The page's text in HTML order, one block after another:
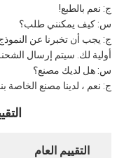
ج: نعم بالطبع!
س: كيف يمكنني طلب؟
ج: يجب أن تخبرنا عن
أولية لك. سيتم إرسال الشحنة لك في 3 أيام (للعينات)
س: هل لديك مصنع؟
ج: نعم ، لدينا مصنع
التقييم العام